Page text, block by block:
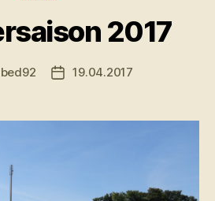
2017
Veröffentlichungsdatum
19.04.2017